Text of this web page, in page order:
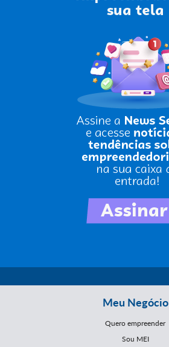
Meu Negócio
Quero empreender
Sou MEI